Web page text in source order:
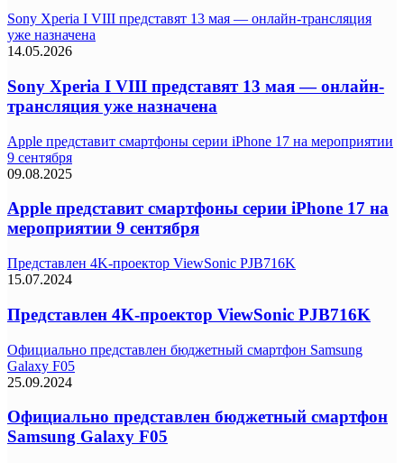
Sony Xperia I VIII представят 13 мая — онлайн-трансляция
уже назначена
14.05.2026
Sony Xperia I VIII представят 13 мая — онлайн-
трансляция уже назначена
Apple представит смартфоны серии iPhone 17 на мероприятии
9 сентября
09.08.2025
Apple представит смартфоны серии iPhone 17 на
мероприятии 9 сентября
Представлен 4K-проектор ViewSonic PJB716K
15.07.2024
Представлен 4K-проектор ViewSonic PJB716K
Официально представлен бюджетный смартфон Samsung
Galaxy F05
25.09.2024
Официально представлен бюджетный смартфон
Samsung Galaxy F05